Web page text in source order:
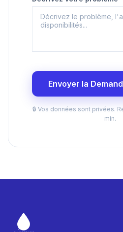
Envoyer la
🔒 Vos données sont privées.
min.